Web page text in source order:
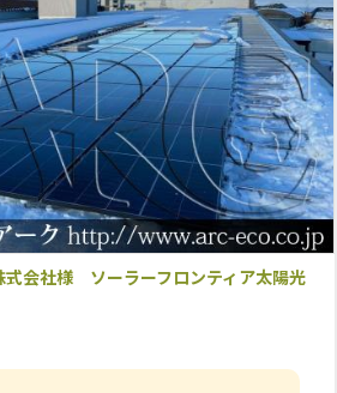
会社様 ソーラーフロンティア太陽光